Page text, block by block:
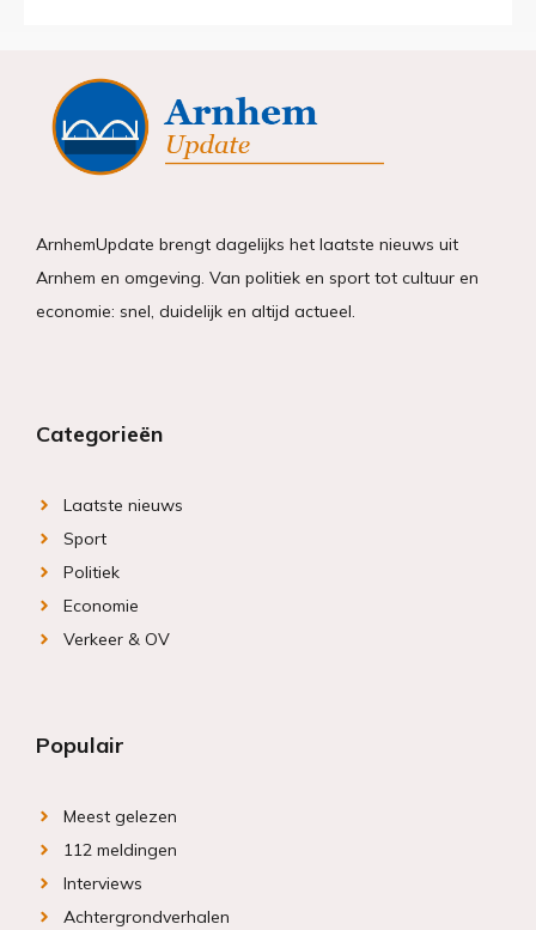
ArnhemUpdate brengt dagelijks het laatste nieuws uit
Arnhem en omgeving. Van politiek en sport tot cultuur en
economie: snel, duidelijk en altijd actueel.
Categorieën
Laatste nieuws
Sport
Politiek
Economie
Verkeer & OV
Populair
Meest gelezen
112 meldingen
Interviews
Achtergrondverhalen